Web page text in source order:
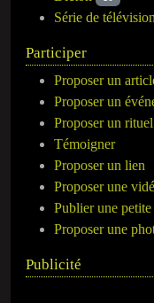
Série de télévision
Participer
Proposer un
Proposer un
Proposer un rituel
Témoigner
Proposer un lien
Proposer une
Publier une
Proposer une
Publicité